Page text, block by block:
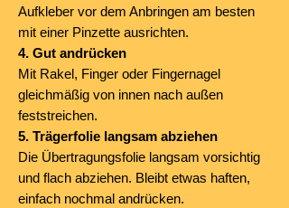
Aufkleber vor dem Anbringen am besten
mit einer Pinzette ausrichten.
4. Gut andrücken
Mit Rakel, Finger oder Fingernagel
gleichmäßig von innen nach außen
feststreichen.
5. Trägerfolie langsam abziehen
Die Übertragungsfolie langsam vorsichtig
und flach abziehen. Bleibt etwas haften,
einfach nochmal andrücken.